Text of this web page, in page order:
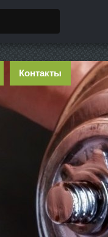
Контакты